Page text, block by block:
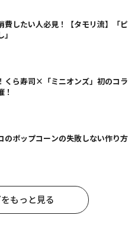
費したい人必見！【タモリ流】「ピ
くら寿司×「ミニオンズ」初のコラ
のポップコーンの失敗しない作り方
もっと見る